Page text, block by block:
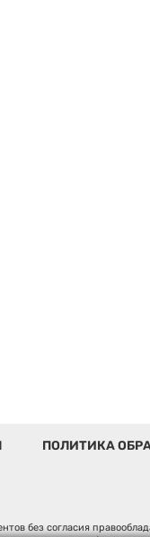
ПОЛИТИКА
без согласия